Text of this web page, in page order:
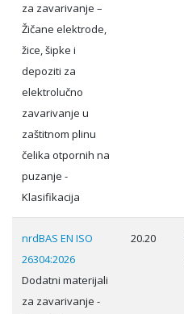
za zavarivanje –
Žičane elektrode,
žice, šipke i
depoziti za
elektrolučno
zavarivanje u
zaštitnom plinu
čelika otpornih na
puzanje -
Klasifikacija
nrdBAS EN ISO
26304:2026
Dodatni materijali
za zavarivanje -
20.20